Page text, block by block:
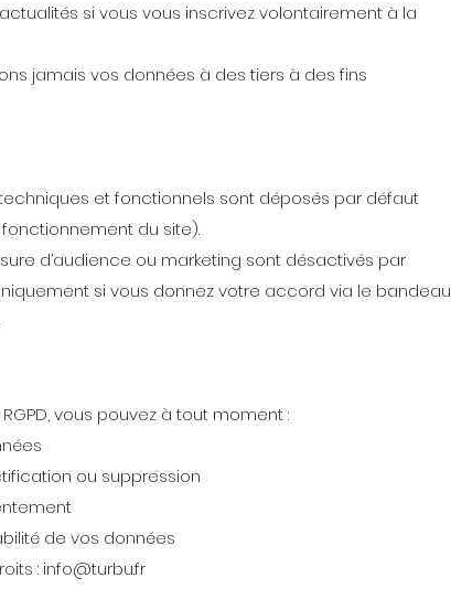
si vous vous inscrivez volontairement à la
jamais vos données à des tiers à des fins
et fonctionnels sont déposés par défaut
du site).
d’audience ou marketing sont désactivés par
si vous donnez votre accord via le bandeau
vous pouvez à tout moment :
ou suppression
de vos données
: info@turbu.fr